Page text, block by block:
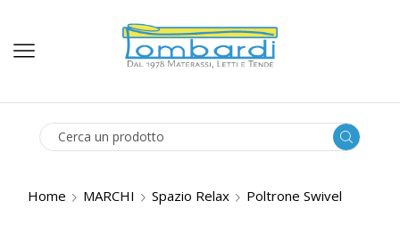
Home MARCHI Spazio Relax Poltrone Swivel